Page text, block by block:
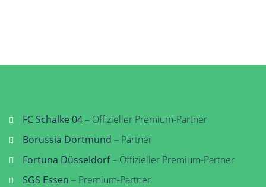
FC Schalke 04– Offizieller Premium-Partner
Borussia Dortmund – Partner
Fortuna Düsseldorf– Offizieller Premium-Partner
SGS Essen – Premium-Partner